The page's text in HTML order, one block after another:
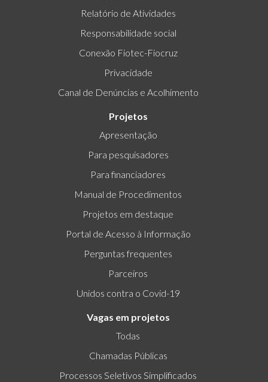
Relatório de Atividades
Responsabilidade social
Conexão Fiotec-Fiocruz
Privacidade
Canal de Denúncias e Acolhimento
Projetos
Apresentação
Para pesquisadores
Para financiadores
Manual de Procedimentos
Projetos em destaque
Portal de Acesso à Informação
Perguntas frequentes
Parceiros
Unidos contra o Covid-19
Vagas em projetos
Todas
Chamadas Públicas
Processos Seletivos Simplificados